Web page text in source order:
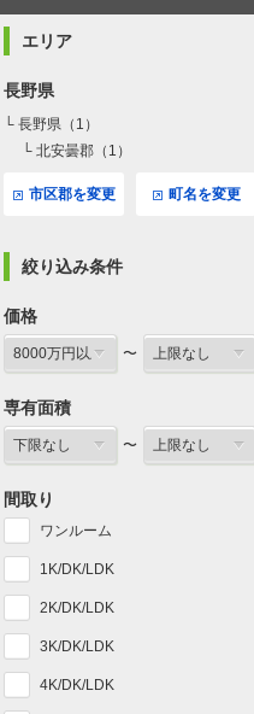
エリア
長野県
└ 長野県（1）
└ 北安曇郡（1）
市区郡を変更 町名を変更
絞り込み条件
価格
〜
専有面積
〜
間取り
ワンルーム
1K/DK/LDK
2K/DK/LDK
3K/DK/LDK
4K/DK/LDK